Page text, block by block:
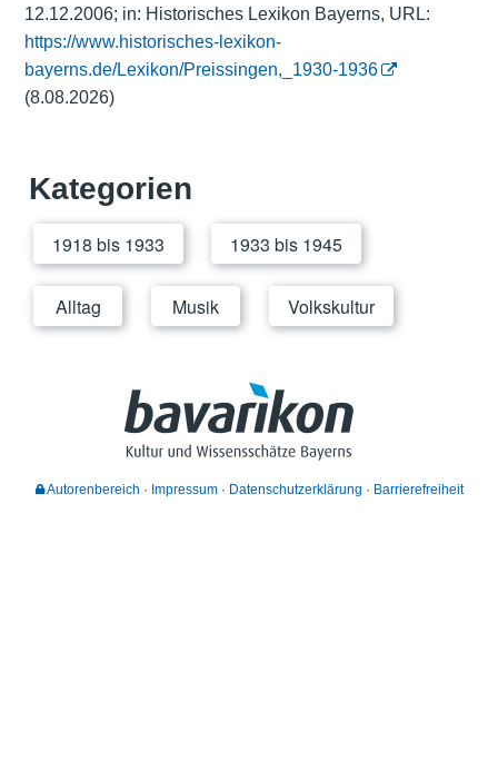
12.12.2006; in: Historisches Lexikon Bayerns, URL:
https://www.historisches-lexikon-
bayerns.de/Lexikon/Preissingen,_1930-1936
(8.08.2026)
Kategorien
1918 bis 1933 1933 bis 1945
Alltag Musik Volkskultur
Autorenbereich Impressum Datenschutzerklärung Barrierefreiheit